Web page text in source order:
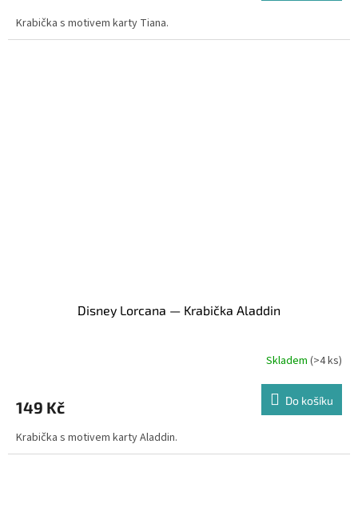
Krabička s motivem karty Tiana.
Disney Lorcana — Krabička Aladdin
Skladem (>4 ks)
149 Kč Do košíku
Krabička s motivem karty Aladdin.